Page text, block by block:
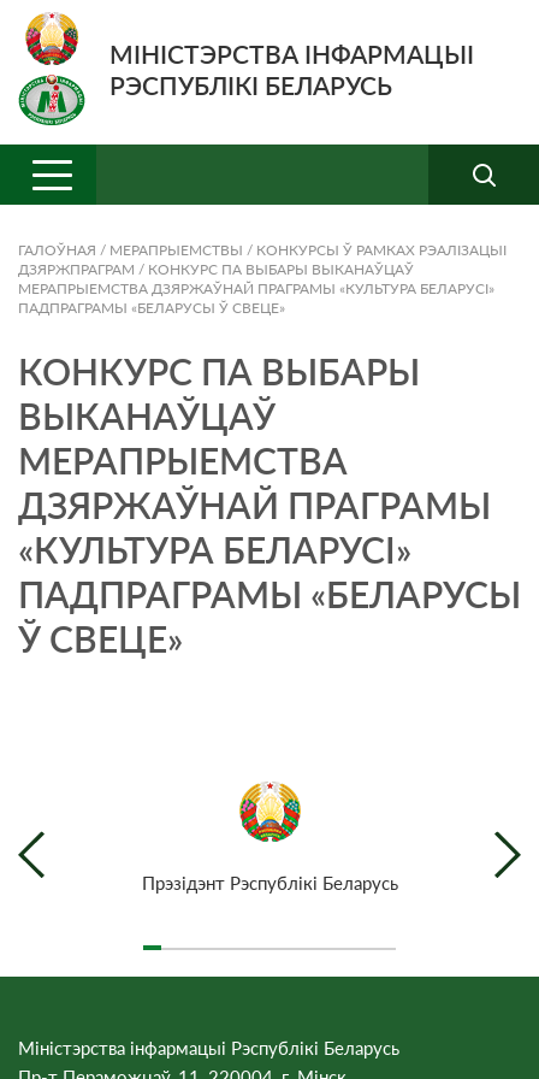
МІНІСТЭРСТВА ІНФАРМАЦЫІ
РЭСПУБЛІКІ БЕЛАРУСЬ
ГАЛОЎНАЯ / МЕРАПРЫЕМСТВЫ / КОНКУРСЫ Ў РАМКАХ РЭАЛІЗАЦЫІ
ДЗЯРЖПРАГРАМ / КОНКУРС ПА ВЫБАРЫ ВЫКАНАЎЦАЎ
МЕРАПРЫЕМСТВА ДЗЯРЖАЎНАЙ ПРАГРАМЫ «КУЛЬТУРА БЕЛАРУСІ»
ПАДПРАГРАМЫ «БЕЛАРУСЫ Ў СВЕЦЕ»
КОНКУРС ПА ВЫБАРЫ
ВЫКАНАЎЦАЎ
МЕРАПРЫЕМСТВА
ДЗЯРЖАЎНАЙ ПРАГРАМЫ
«КУЛЬТУРА БЕЛАРУСІ»
ПАДПРАГРАМЫ «БЕЛАРУСЫ
Ў СВЕЦЕ»
Прэзiдэнт Рэспублiкi Беларусь
Міністэрства інфармацыі Рэспублікі Беларусь